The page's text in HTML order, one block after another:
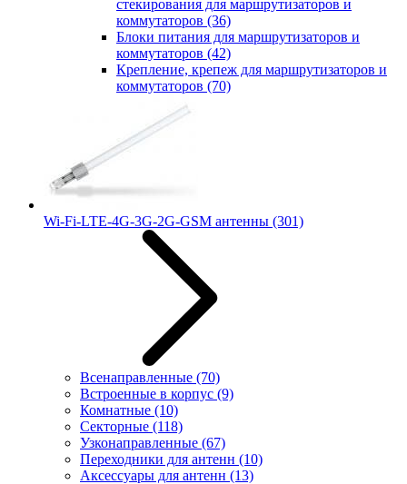
стекирования для маршрутизаторов и
коммутаторов (36)
Блоки питания для маршрутизаторов и
коммутаторов (42)
Крепление, крепеж для маршрутизаторов и
коммутаторов (70)
Wi-Fi-LTE-4G-3G-2G-GSM антенны (301)
Всенаправленные (70)
Встроенные в корпус (9)
Комнатные (10)
Секторные (118)
Узконаправленные (67)
Переходники для антенн (10)
Аксессуары для антенн (13)